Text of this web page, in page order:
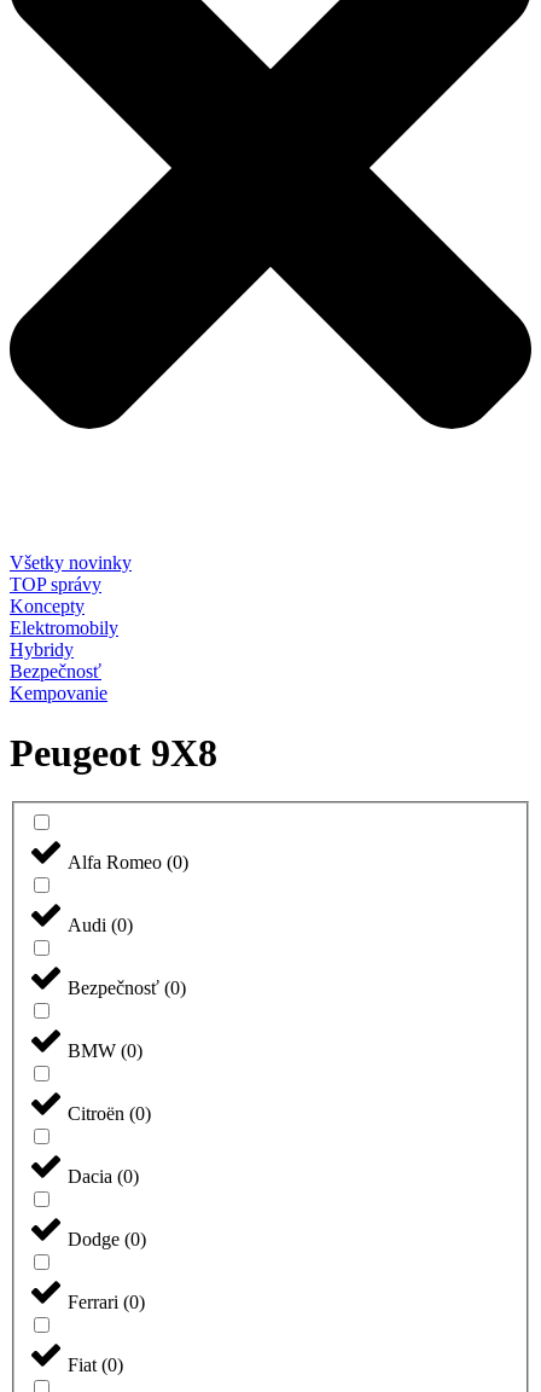
Všetky novinky
TOP správy
Koncepty
Elektromobily
Hybridy
Bezpečnosť
Kempovanie
Peugeot 9X8
Alfa Romeo (0)
Audi (0)
Bezpečnosť (0)
BMW (0)
Citroën (0)
Dacia (0)
Dodge (0)
Ferrari (0)
Fiat (0)